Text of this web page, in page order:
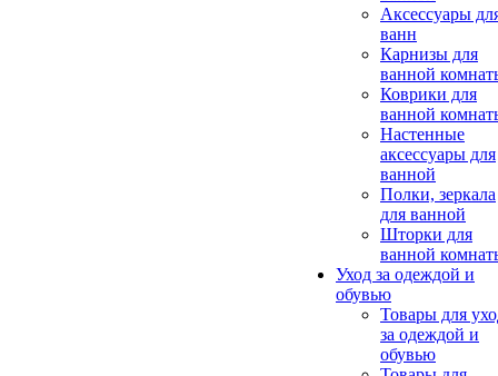
Аксессуары
ванн
Карнизы для
ванной
Коврики для
ванной
Настенные
аксессуары для
ванной
Полки, зеркала
для ванной
Шторки для
ванной
Уход за одеждой и
обувью
Товары для
за одеждой и
обувью